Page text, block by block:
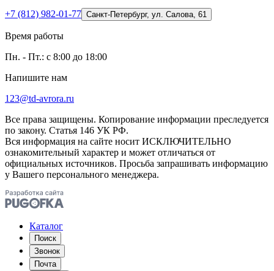
+7 (812) 982-01-77 Санкт-Петербург, ул. Салова, 61
Время работы
Пн. - Пт.: с 8:00 до 18:00
Напишите нам
123@td-avrora.ru
Все права защищены. Копирование информации преследуется
по закону. Статья 146 УК РФ.
Вся информация на сайте носит ИСКЛЮЧИТЕЛЬНО
ознакомительный характер и может отличаться от
официальных источников. Просьба запрашивать информацию
у Вашего персонального менеджера.
Каталог
Поиск
Звонок
Почта